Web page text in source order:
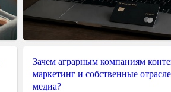
Зачем аграрным компаниям
маркетинг и собственные
медиа?